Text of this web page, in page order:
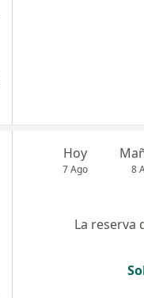
Hoy
7 Ago 8
La reserva